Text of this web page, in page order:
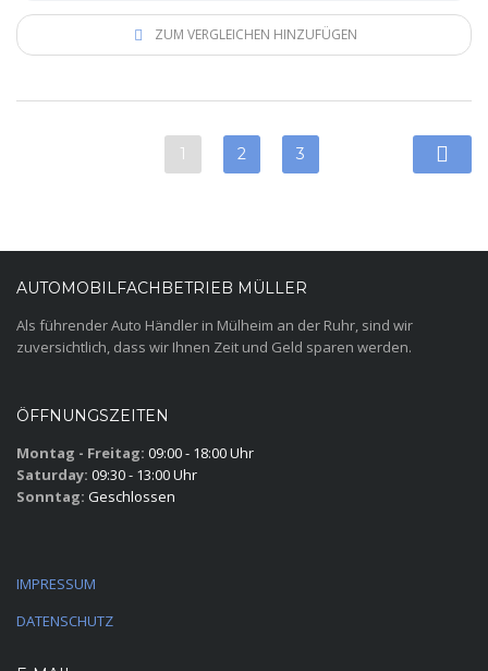
ZUM VERGLEICHEN HINZUFÜGEN
1 2 3
AUTOMOBILFACHBETRIEB MÜLLER
Als führender Auto Händler in Mülheim an der Ruhr, sind wir
zuversichtlich, dass wir Ihnen Zeit und Geld sparen werden.
ÖFFNUNGSZEITEN
Montag - Freitag: 09:00 - 18:00 Uhr
Saturday: 09:30 - 13:00 Uhr
Sonntag: Geschlossen
IMPRESSUM
DATENSCHUTZ